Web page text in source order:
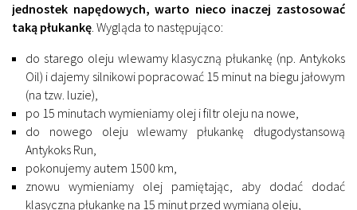
jednostek napędowych, warto nieco inaczej zastosować
taką płukankę. Wygląda to następująco:
do starego oleju wlewamy klasyczną płukankę (np. Antykoks
Oil) i dajemy silnikowi popracować 15 minut na biegu jałowym
(na tzw. luzie),
po 15 minutach wymieniamy olej i filtr oleju na nowe,
do nowego oleju wlewamy płukankę długodystansową
Antykoks Run,
pokonujemy autem 1500 km,
znowu wymieniamy olej pamiętając, aby dodać dodać
klasyczną płukankę na 15 minut przed wymianą oleju,